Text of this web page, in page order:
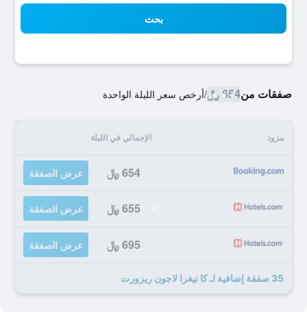
بحث
صفقات من654 ﷼ /أرخص سعر الليلة الواحدة
مزود الإجمالي في الليلة
654 ﷼ عرض الصفقة
655 ﷼ عرض الصفقة
695 ﷼ عرض الصفقة
35 صفقة إضافية لـ كا نيغرا لاجون ريزورت